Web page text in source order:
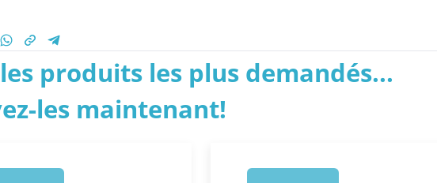
produits les plus demandés...
les maintenant!